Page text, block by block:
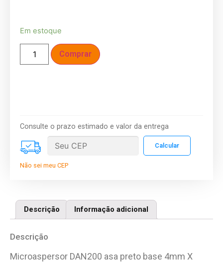
Em estoque
Comprar
Consulte o prazo estimado e valor da entrega
Não sei meu CEP
Descrição Informação adicional
Descrição
Microaspersor DAN200 asa preto base 4mm X